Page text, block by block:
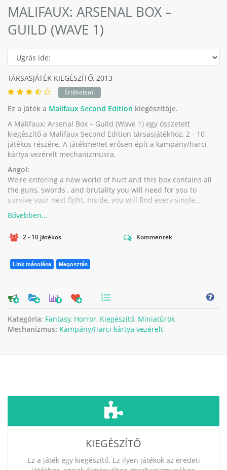
MALIFAUX: ARSENAL BOX –
GUILD (WAVE 1)
TÁRSASJÁTÉK KIEGÉSZÍTŐ, 2013
Értékelem!
Ez a játék a Malifaux Second Edition kiegészítője.
A Malifaux: Arsenal Box – Guild (Wave 1) egy összetett
kiegészítő a Malifaux Second Edition társasjátékhoz, 2 - 10
játékos részére. A játékmenet erősen épít a kampány/harci
kártya vezérelt mechanizmusra.
Angol:
We're entering a new world of hurt and this box contains all
the guns, swords , and brutality you will need for you to
survive your next fight. Inside, you will find every single...
2 - 10 játékos Kommentek
Link másolása Megosztás
0
Kategória: Fantasy, Horror, Kiegészítő, Miniatűrök
Mechanizmus: Kampány/Harci kártya vezérelt
KIEGÉSZÍTŐ
Ez a játék egy kiegészítő. Ez ilyen játékok az eredeti